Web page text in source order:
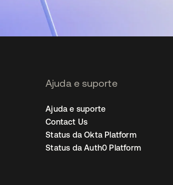
Ajuda e suporte
Ajuda e suporte
Contact Us
Status da Okta Platform
Status da Auth0 Platform